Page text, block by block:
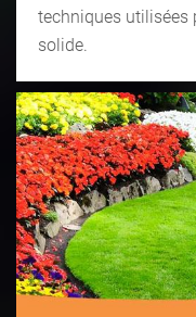
techniques utilisées
solide.